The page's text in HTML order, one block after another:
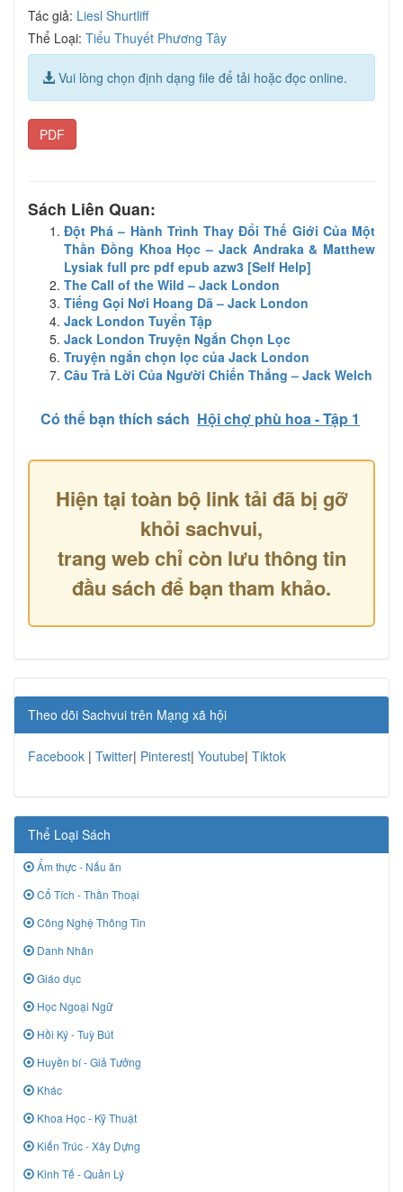
Tác giả: Liesl Shurtliff
Thể Loại: Tiểu Thuyết Phương Tây
Vui lòng chọn định dạng file để tải hoặc đọc online.
PDF
Sách Liên Quan:
Đột Phá – Hành Trình Thay Đổi Thế Giới Của Một
Thần Đồng Khoa Học – Jack Andraka & Matthew
Lysiak full prc pdf epub azw3 [Self Help]
The Call of the Wild – Jack London
Tiếng Gọi Nơi Hoang Dã – Jack London
Jack London Tuyển Tập
Jack London Truyện Ngắn Chọn Lọc
Truyện ngắn chọn lọc của Jack London
Câu Trả Lời Của Người Chiến Thắng – Jack Welch
Có thể bạn thích sách Hội chợ phù hoa - Tập 1
Hiện tại toàn bộ link tải đã bị gỡ
khỏi sachvui,
trang web chỉ còn lưu thông tin
đầu sách để bạn tham khảo.
Theo dõi Sachvui trên Mạng xã hội
Facebook | Twitter| Pinterest| Youtube| Tiktok
Thể Loại Sách
Ẩm thực - Nấu ăn
Cổ Tích - Thần Thoại
Công Nghệ Thông Tin
Danh Nhân
Giáo dục
Học Ngoại Ngữ
Hồi Ký - Tuỳ Bút
Huyền bí - Giả Tưởng
Khác
Khoa Học - Kỹ Thuật
Kiến Trúc - Xây Dựng
Kinh Tế - Quản Lý